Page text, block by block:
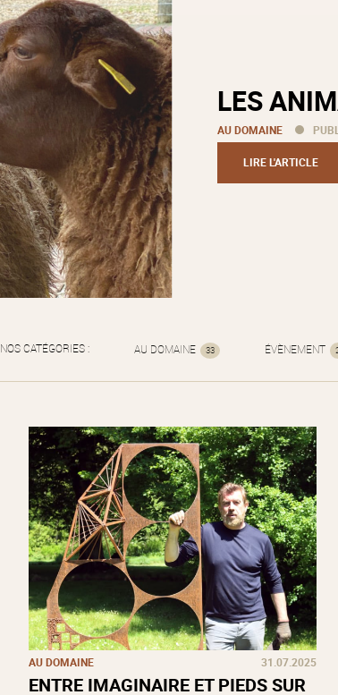
LES
AU DOMAINE
LIRE L'ARTICLE
NOS CATÉGORIES : AU DOMAINE 33 ÉVÈNEMENT
AU DOMAINE 31.07.2025
ENTRE IMAGINAIRE ET PIEDS SUR